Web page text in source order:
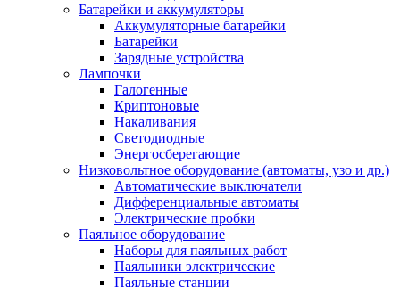
Батарейки и аккумуляторы
Аккумуляторные батарейки
Батарейки
Зарядные устройства
Лампочки
Галогенные
Криптоновые
Накаливания
Светодиодные
Энергосберегающие
Низковольтное оборудование (автоматы, узо и др.)
Автоматические выключатели
Дифференциальные автоматы
Электрические пробки
Паяльное оборудование
Наборы для паяльных работ
Паяльники электрические
Паяльные станции